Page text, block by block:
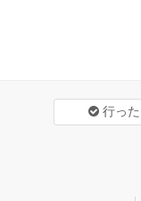
行った